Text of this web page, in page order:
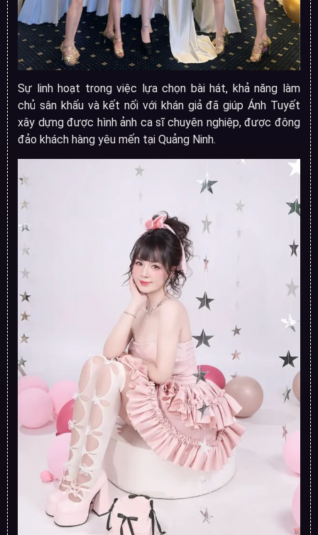
Sự linh hoạt trong việc lựa chọn bài hát, khả năng làm
chủ sân khấu và kết nối với khán giả đã giúp Ánh Tuyết
xây dựng được hình ảnh ca sĩ chuyên nghiệp, được đông
đảo khách hàng yêu mến tại Quảng Ninh.